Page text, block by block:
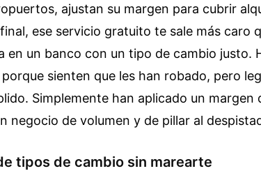
ajustan su margen para cubrir
ese servicio gratuito te sale más caro
en un banco con un tipo de cambio justo.
sienten que les han robado, pero
Simplemente han aplicado un margen
negocio de volumen y de pillar al
tipos de cambio sin marearte